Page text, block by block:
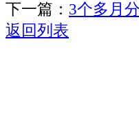
下一篇： 3个多月
返回列表